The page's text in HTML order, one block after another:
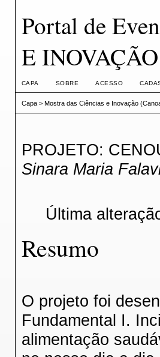
Portal de
E INOVAÇÃO
CAPA SOBRE ACESSO
Capa> Mostra das Ciências e Inovação
PROJETO:
Sinara Maria
Última
Resumo
O projeto foi
Fundamental I.
alimentação